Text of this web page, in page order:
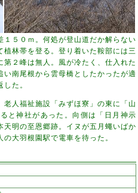
５０ｍ。何処が登山道だか解らない
林帯を登る。登り着いた鞍部には三
２峰は無人。風が冷たく、仕入れた
南尾根から雲母橋としたかったが適
た。
人福祉施設「みずほ寮」の東に「山
と神社があった。向側は「日月神示
天明の至恩郷跡。イヌが五月蠅いばか
大羽根園駅で電車を待った。